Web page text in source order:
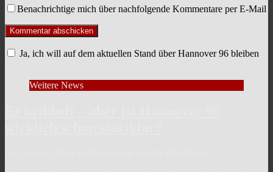
Benachrichtige mich über nachfolgende Kommentare per E-Mail
Ja, ich will auf dem aktuellen Stand über Hannover 96 bleiben
Weitere News